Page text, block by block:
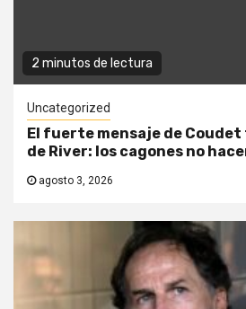
2 minutos de lectura
Uncategorized
El fuerte mensaje de
de River: los cagones no
agosto 3, 2026